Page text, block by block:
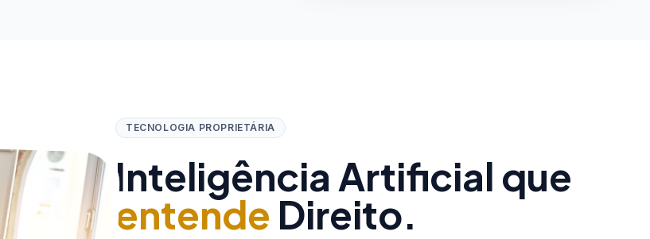
TECNOLOGIA PROPRIETÁRIA
Inteligência Artificial que
entende Direito.